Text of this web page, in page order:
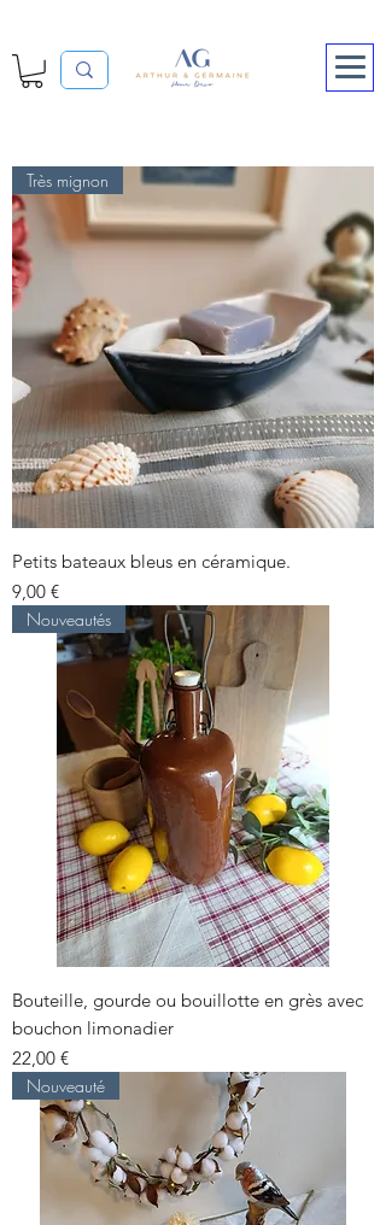
Très mignon
Petits bateaux bleus en céramique.
Prix
9,00 €
Nouveautés
Bouteille, gourde ou bouillotte en grès avec
bouchon limonadier
Prix
22,00 €
Nouveauté